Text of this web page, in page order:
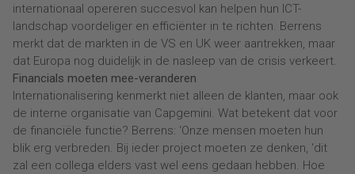
internationaal opereren succesvol kan helpen hun ICT-
landschap voordeliger en efficiënter in te richten. Berrens
merkt dat de markten in de VS en UK weer aantrekken, maar
dat Europa nog duidelijk in de nasleep van de crisis verkeert.
Financials moeten mee-veranderen
Internationalisering kenmerkt niet alleen de klanten, maar ook
de interne organisatie van Capgemini. Wat betekent dat voor
de financiële functie? Berrens: ‘Onze mensen moeten hun
blik erg verbreden. Bij ieder project moeten ze denken, ‘dit
zal een collega elders vast wel eens gedaan hebben. Hoe